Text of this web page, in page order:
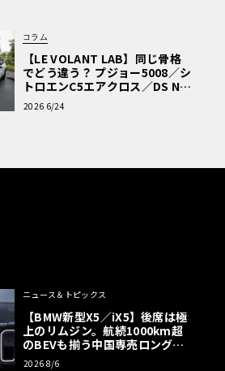
コラム
【LE VOLANT LAB】同じ骨格
でどう違う？ プジョー5008／シ
トロエンC5エアクロス／DS Nº4
読者一気乗りレポート
2026 6/24
ニュース＆トピックス
【BMW新型X5／iX5】後席は極
上のリムジン。航続1000km超
のBEVも揃う中国専売ロング仕
様の全貌
2026 8/6